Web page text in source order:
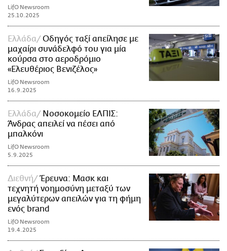
LifO Newsroom
25.10.2025
Ελλάδα
Οδηγός ταξί απείλησε με
μαχαίρι συνάδελφό του για μία
κούρσα στο αεροδρόμιο
«Ελευθέριος Βενιζέλος»
LifO Newsroom
16.9.2025
Ελλάδα
Νοσοκομείο ΕΛΠΙΣ:
Άνδρας απειλεί να πέσει από
μπαλκόνι
LifO Newsroom
5.9.2025
Διεθνή
Έρευνα: Μασκ και
τεχνητή νοημοσύνη μεταξύ των
μεγαλύτερων απειλών για τη φήμη
ενός brand
LifO Newsroom
19.4.2025